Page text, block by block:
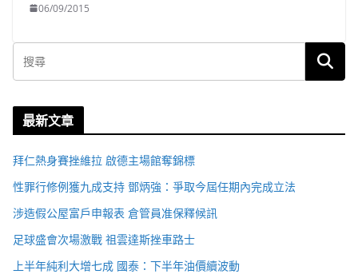
06/09/2015
最新文章
拜仁熱身賽挫維拉 啟德主場館奪錦標
性罪行修例獲九成支持 鄧炳強：爭取今屆任期內完成立法
涉造假公屋富戶申報表 倉管員准保釋候訊
足球盛會次場激戰 祖雲達斯挫車路士
上半年純利大增七成 國泰：下半年油價續波動